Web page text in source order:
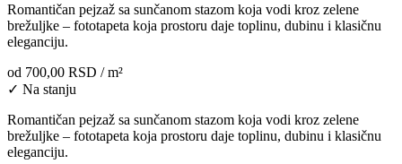
Romantičan pejzaž sa sunčanom stazom koja vodi kroz zelene
brežuljke – fototapeta koja prostoru daje toplinu, dubinu i klasičnu
eleganciju.
od 700,00 RSD / m²
✓ Na stanju
Romantičan pejzaž sa sunčanom stazom koja vodi kroz zelene
brežuljke – fototapeta koja prostoru daje toplinu, dubinu i klasičnu
eleganciju.